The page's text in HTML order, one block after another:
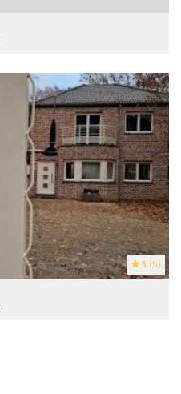
5 (5)